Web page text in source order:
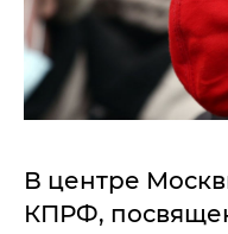
В центре
КПРФ,